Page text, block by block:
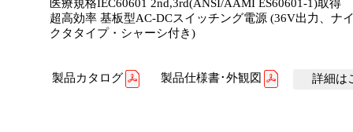
医療規格IEC60601 2nd,3rd(ANSI/AAMI ES60601-1)取得
超高効率 基板型AC-DCスイッチング電源 (36V出力、ナ
クタタイプ・シャーシ付き)
製品カタログ 製品仕様書･外観図 詳細は